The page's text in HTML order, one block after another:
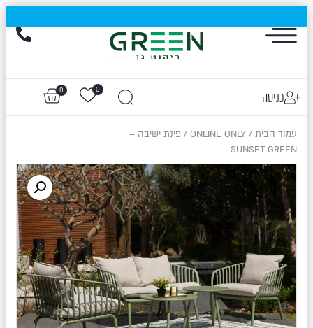
הייגולד- המותג שכבש את עולם החוץ, עכשיו בהנחות של עד 50%
כניסה 0
0
עמוד הבית /
ONLINE ONLY / פינת ישיבה –
SUNSET GREEN